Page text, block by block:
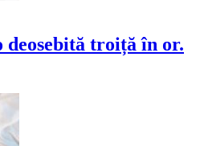
deosebită troiță în or.